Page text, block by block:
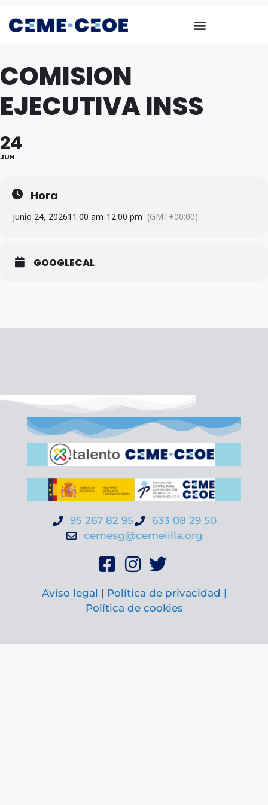
COMISION
EJECUTIVA INSS
24
JUN
Hora
junio 24, 202611:00 am-12:00 pm (GMT+00:00)
GOOGLECAL
95 267 82 95
633 08 29 50
cemesg@cemelilla.org
Aviso legal | Política de privacidad |
Política de cookies